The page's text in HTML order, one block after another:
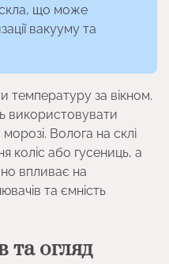
скла, що може
вакууму та
температуру за вікном.
використовувати
Волога на склі
коліс або гусениць, а
впливає на
та ємність
та огляд